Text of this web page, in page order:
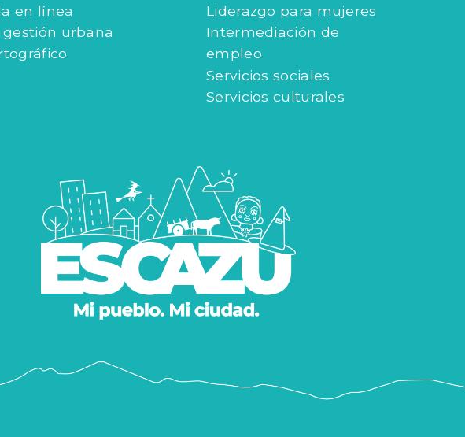
en línea
urbana
Formación para empleo
Liderazgo para mujeres
Intermediación de
empleo
Servicios sociales